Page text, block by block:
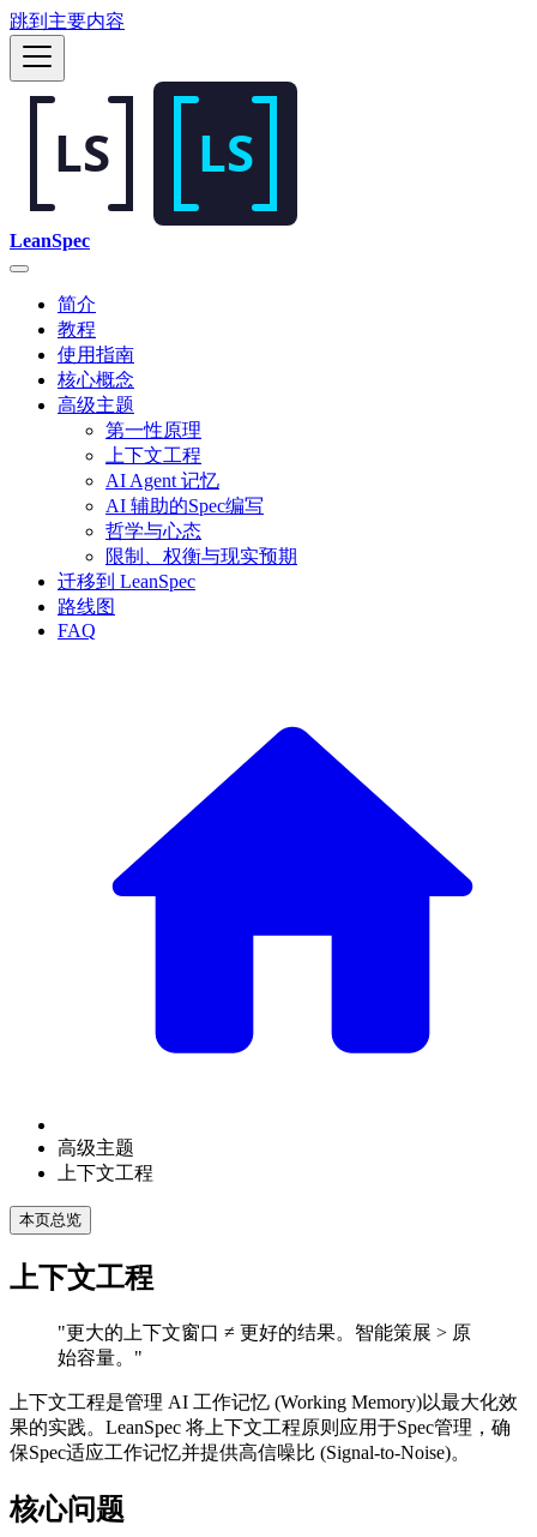
跳到主要内容
LeanSpec
简介
教程
使用指南
核心概念
高级主题
第一性原理
上下文工程
AI Agent 记忆
AI 辅助的Spec编写
哲学与心态
限制、权衡与现实预期
迁移到 LeanSpec
路线图
FAQ
高级主题
上下文工程
本页总览
上下文工程
"更大的上下文窗口 ≠ 更好的结果。智能策展 > 原
始容量。"
上下文工程是管理 AI 工作记忆 (Working Memory)以最大化效
果的实践。LeanSpec 将上下文工程原则应用于Spec管理，确
保Spec适应工作记忆并提供高信噪比 (Signal-to-Noise)。
核心问题